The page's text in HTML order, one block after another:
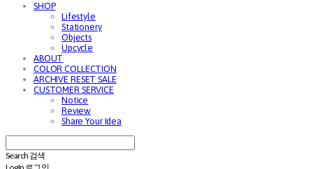
SHOP
Lifestyle
Stationery
Objects
Upcycle
ABOUT
COLOR COLLECTION
ARCHIVE RESET SALE
CUSTOMER SERVICE
Notice
Review
Share Your Idea
Search 검색